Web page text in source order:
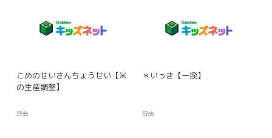
こめのせいさんちょうせい【米
の生産調整】
辞典
＊いっき【一揆】
辞典